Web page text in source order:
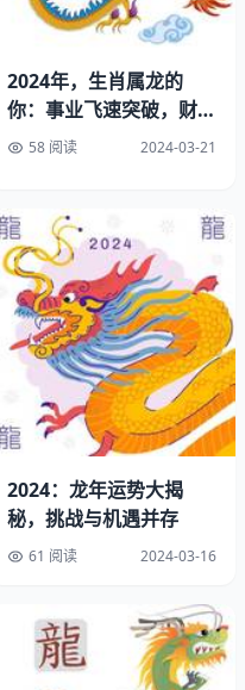
,在古时候就一直被当成
于身体状况较差或者是希
龙朋友非常合适。
于含有大量元素而形成
能量的功能。
2024年，生肖属龙的
你：事业飞速突破，财运
亨通，感情甜蜜稳定
58 阅读 2024-03-21
2024：龙年运势大揭
秘，挑战与机遇并存
61 阅读 2024-03-16